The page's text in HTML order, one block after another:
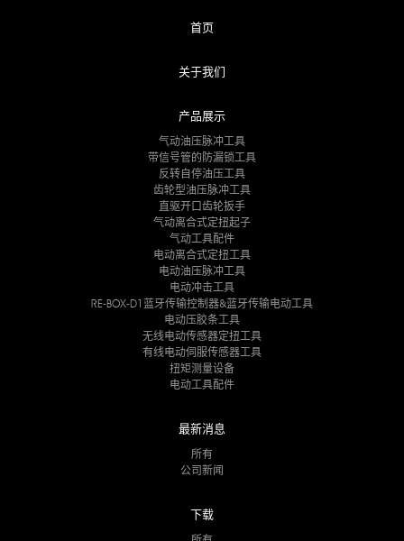
首页
关于我们
产品展示
气动油压脉冲工具
带信号管的防漏锁工具
反转自停油压工具
齿轮型油压脉冲工具
直驱开口齿轮扳手
气动离合式定扭起子
气动工具配件
电动离合式定扭工具
电动油压脉冲工具
电动冲击工具
RE-BOX-D1蓝牙传输控制器&蓝牙传输电动工具
电动压胶条工具
无线电动传感器定扭工具
有线电动伺服传感器工具
扭矩测量设备
电动工具配件
最新消息
所有
公司新闻
下载